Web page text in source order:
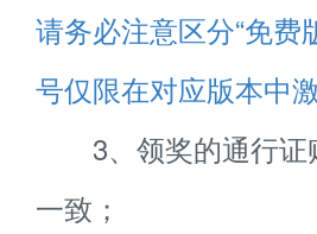
请务必注意区分“免费
号仅限在对应版本中
3、领奖的通行证
一致；